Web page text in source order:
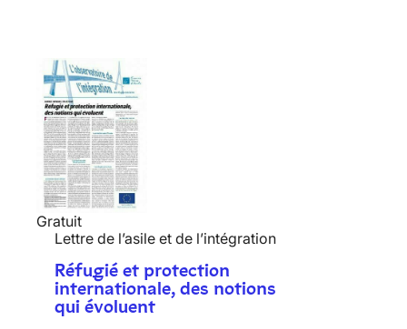
Gratuit
Lettre de l’asile et de l’intégration
Réfugié et protection
internationale, des notions
qui évoluent